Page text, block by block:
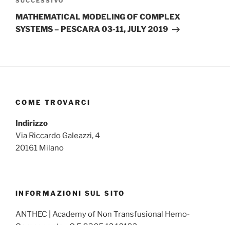
successivo
MATHEMATICAL MODELING OF COMPLEX
SYSTEMS – PESCARA 03-11, JULY 2019
COME TROVARCI
Indirizzo
Via Riccardo Galeazzi, 4
20161 Milano
INFORMAZIONI SUL SITO
ANTHEC | Academy of Non Transfusional Hemo-